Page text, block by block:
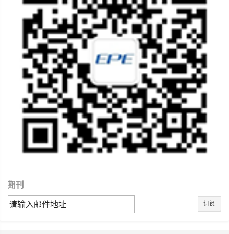
期刊
订阅